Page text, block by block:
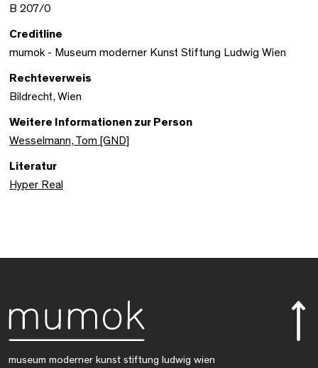
B 207/0
Creditline
mumok - Museum moderner Kunst Stiftung Ludwig Wien
Rechteverweis
Bildrecht, Wien
Weitere Informationen zur Person
Wesselmann, Tom [GND]
Literatur
Hyper Real
museum moderner kunst stiftung ludwig wien